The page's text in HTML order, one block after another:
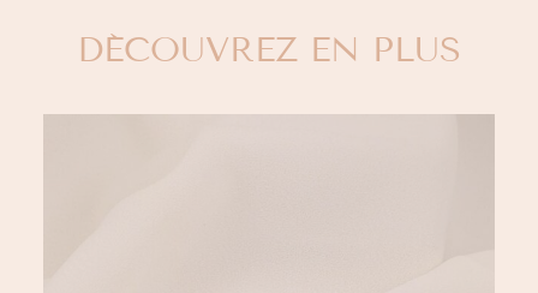
DÉCOUVREZ EN PLUS